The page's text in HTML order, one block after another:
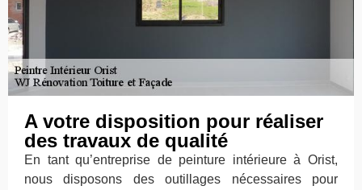
A votre disposition pour réaliser
des travaux de qualité
En tant qu’entreprise de peinture intérieure à Orist,
nous disposons des outillages nécessaires pour